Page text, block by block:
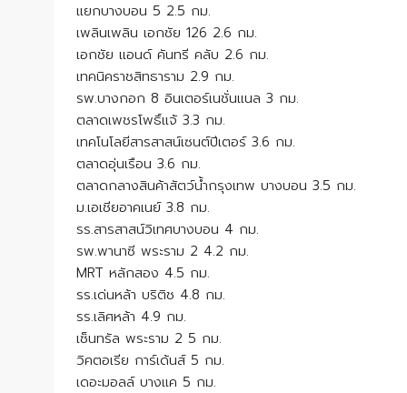
แยกบางบอน 5 2.5 กม.
เพลินเพลิน เอกชัย 126 2.6 กม.
เอกชัย แอนด์ คันทรี คลับ 2.6 กม.
เทคนิคราชสิทธาราม 2.9 กม.
รพ.บางกอก 8 อินเตอร์เนชั่นแนล 3 กม.
ตลาดเพชรโพธิ์แจ้ 3.3 กม.
เทคโนโลยีสารสาสน์เซนต์ปีเตอร์ 3.6 กม.
ตลาดอุ่นเรือน 3.6 กม.
ตลาดกลางสินค้าสัตว์น้ำกรุงเทพ บางบอน 3.5 กม.
ม.เอเชียอาคเนย์ 3.8 กม.
รร.สารสาสน์วิเทศบางบอน 4 กม.
รพ.พานาซี พระราม 2 4.2 กม.
MRT หลักสอง 4.5 กม.
รร.เด่นหล้า บริติช 4.8 กม.
รร.เลิศหล้า 4.9 กม.
เซ็นทรัล พระราม 2 5 กม.
วิคตอเรีย การ์เด้นส์ 5 กม.
เดอะมอลล์ บางแค 5 กม.